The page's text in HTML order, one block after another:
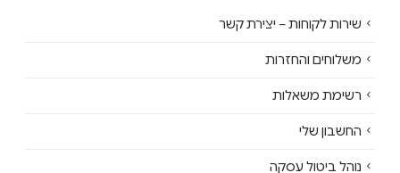
שירות לקוחות – יצירת קשר
משלוחים והחזרות
רשימת משאלות
החשבון שלי
נוהל ביטול עסקה